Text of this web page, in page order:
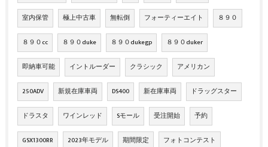
室内保管 極上中古車 無転倒 フォーティーエイト ８９０
８９０cc ８９０duke ８９０dukegp ８９０duker
即納車可能 イントルーダー クラシック アメリカン
250ADV 新規在庫車両 DS400 新在庫車両 ドラッグスター
ドラスタ ワインレッド Sモール 受注開始 予約
GSX1300RR 2023年モデル 期間限定 フォトコンテスト